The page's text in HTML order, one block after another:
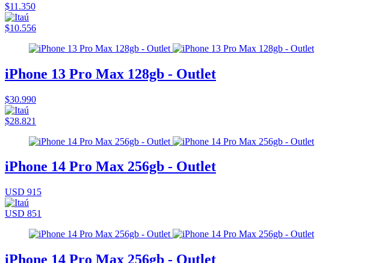
$11.350
$10.556
iPhone 13 Pro Max 128gb - Outlet
$30.990
$28.821
iPhone 14 Pro Max 256gb - Outlet
USD 915
USD 851
iPhone 14 Pro Max 256gb - Outlet